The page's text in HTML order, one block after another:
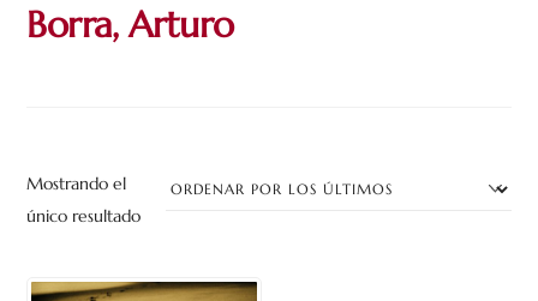
Borra, Arturo
Mostrando el
único resultado